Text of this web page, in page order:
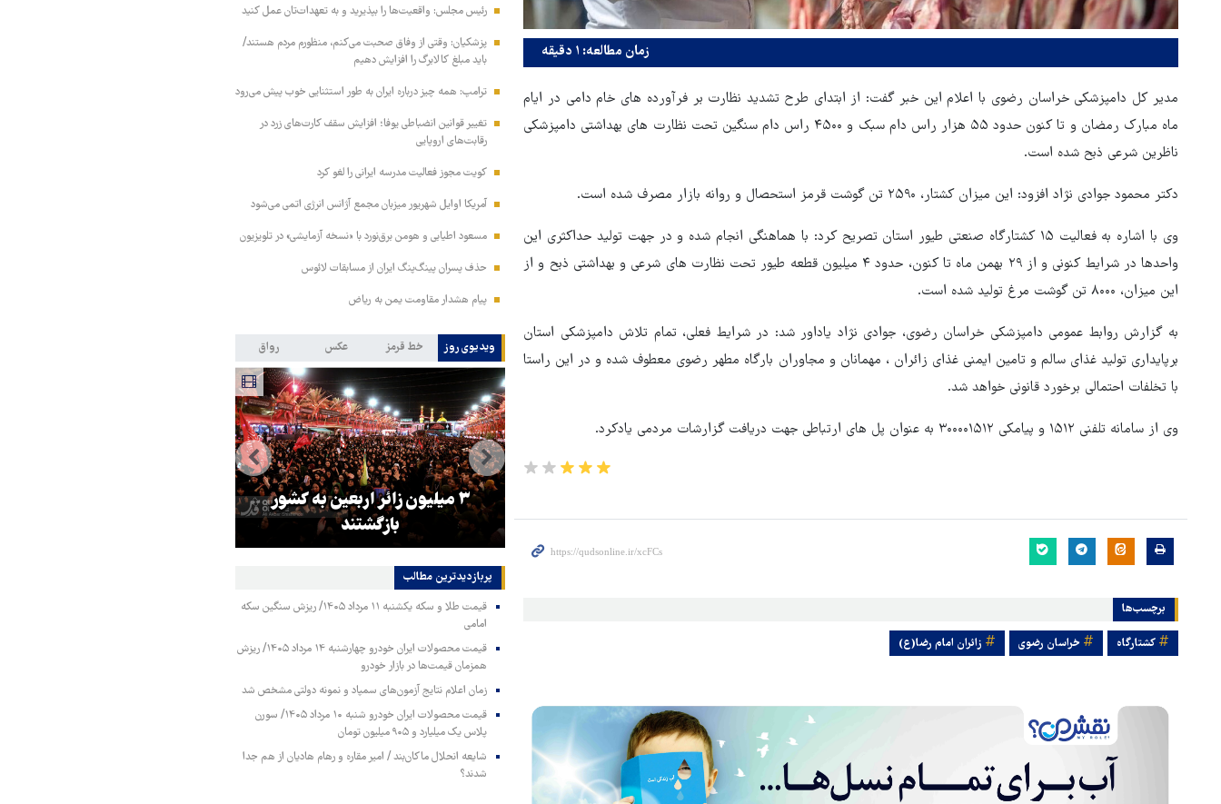
زمان مطالعه: ۱ دقیقه
مدیر کل دامپزشکی خراسان رضوی با اعلام این خبر گفت: از ابتدای طرح تشدید نظارت بر فرآورده های خام دامی در ایام
ماه مبارک رمضان و تا کنون حدود ۵۵ هزار راس دام سبک و ۴۵۰۰ راس دام سنگین تحت نظارت های بهداشتی دامپزشکی
ناظرین شرعی ذبح شده است.
دکتر محمود جوادی نژاد افزود: این میزان کشتار، ۲۵۹۰ تن گوشت قرمز استحصال و روانه بازار مصرف شده است.
وی با اشاره به فعالیت ۱۵ کشتارگاه صنعتی طیور استان تصریح کرد: با هماهنگی انجام شده و در جهت تولید حداکثری این
واحدها در شرایط کنونی و از ۲۹ بهمن ماه تا کنون، حدود ۴ میلیون قطعه طیور تحت نظارت های شرعی و بهداشتی ذبح و از
این میزان، ۸۰۰۰ تن گوشت مرغ تولید شده است.
به گزارش روابط عمومی دامپزشکی خراسان رضوی، جوادی نژاد یاداور شد: در شرایط فعلی، تمام تلاش دامپزشکی استان
برپایداری تولید غذای سالم و تامین ایمنی غذای زائران ، مهمانان و مجاوران بارگاه مطهر رضوی معطوف شده و در این راستا
با تخلفات احتمالی برخورد قانونی خواهد شد.
وی از سامانه تلفنی ۱۵۱۲ و پیامکی ۳۰۰۰۰۱۵۱۲ به عنوان پل های ارتباطی جهت دریافت گزارشات مردمی یادکرد.
برچسب‌ها
کشتارگاه خراسان رضوی زائران امام رضا(ع)
رئیس مجلس: واقعیت‌ها را بپذیرید و به تعهدات‌تان عمل کنید
پزشکیان: وقتی از وفاق صحبت می‌کنم، منظورم مردم هستند/
باید مبلغ کالابرگ را افزایش دهیم
ترامپ: همه چیز درباره ایران به طور استثنایی خوب پیش می‌رود
تغییر قوانین انضباطی یوفا؛ افزایش سقف کارت‌های زرد در
رقابت‌های اروپایی
کویت مجوز فعالیت مدرسه ایرانی را لغو کرد
آمریکا اوایل شهریور میزبان مجمع آژانس انرژی اتمی می‌شود
مسعود اطیابی و هومن برق‌نورد با «نسخه آزمایشی» در تلویزیون
حذف پسران پینگ‌پنگ ایران از مسابقات لائوس
پیام هشدار مقاومت یمن به ریاض
ویدیوی روز خط قرمز عکس رواق
در منطقه درمانده کرد
جنگ‌طلبی است!
۳ میلیون زائر اربعین به کشور
بازگشتند
پربازدیدترین‌ مطالب
قیمت طلا و سکه یکشنبه ۱۱ مرداد ۱۴۰۵/ ریزش سنگین سکه
امامی
قیمت محصولات ایران خودرو چهارشنبه ۱۴ مرداد ۱۴۰۵/ ریزش
همزمان قیمت‌ها در بازار خودرو
زمان اعلام نتایج آزمون‌های سمپاد و نمونه دولتی مشخص شد
قیمت محصولات ایران خودرو شنبه ۱۰ مرداد ۱۴۰۵/ سورن
پلاس یک میلیارد و ۹۰۵ میلیون تومان
شایعه انحلال ماکان‌بند / امیر مقاره و رهام هادیان از هم جدا
شدند؟